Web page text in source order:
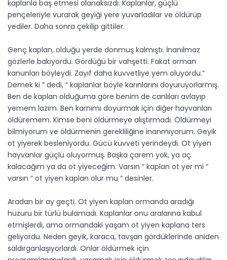
kaplanla baş etmesi olanaksızdı. Kaplanlar, güçlü
pençeleriyle vurarak geyiği yere yuvarladılar ve öldürüp
yediler. Daha sonra çekilip gittiler.
Genç kaplan, olduğu yerde donmuş kalmıştı. İnanılmaz
gözlerle bakıyordu. Gördüğü bir vahşetti. Fakat orman
kanunları böyleydi. Zayıf daha kuvvetliye yem oluyordu.“
Demek ki ” dedi, “ kaplanlar böyle karınlarını doyuruyorlarmış.
Ben de kaplan olduğuma göre benim de canlıları avlayıp
yemem lazım. Ben karnımı doyurmak için diğer hayvanları
öldüremem. Kimse beni öldürmeye alıştırmadı. Öldürmeyi
bilmiyorum ve öldürmenin gerekliliğine inanmıyorum. Geyik
ot yiyerek besleniyordu. Gücü kuvveti yerindeydi. Ot yiyen
hayvanlar güçlü oluyormuş. Başka çarem yok, ya aç
kalacağım ya da ot yiyeceğim. Varsın “ kaplan ot yer mi “
varsın “ ot yiyen kaplan olur mu “ desinler.
Aradan bir ay geçti. Ot yiyen kaplan ormanda aradığı
huzuru bir türlü bulamadı. Kaplanlar onu aralarına kabul
etmişlerdi, ama ormandaki yaşam ot yiyen kaplana ters
geliyordu. Neden geyik, karaca, tavşan gördüklerinde aniden
saldırganlaşıyorlardı. Onlar öldürmek için